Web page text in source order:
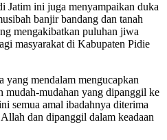
Jatim ini juga menyampaikan duka
banjir bandang dan tanah
mengakibatkan puluhan jiwa
masyarakat di Kabupaten Pidie
yang mendalam mengucapkan
mudahan yang dipanggil ke
semua amal ibadahnya diterima
dan dipanggil dalam keadaan